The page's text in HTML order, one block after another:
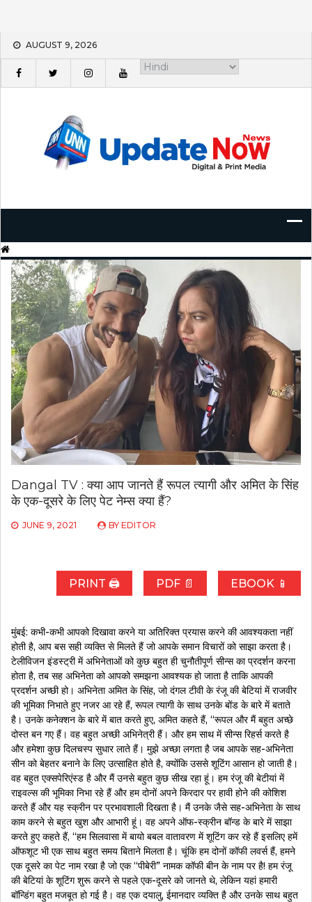
Skip
content
AUGUST 9, 2026
Dangal TV : क्या आप जानते हैं रूपल त्यागी और अमित के सिंह
के एक-दूसरे के लिए पेट नेम्स क्या हैं?
JUNE 9, 2021 BY EDITOR
PRINT 🖨 PDF 📄 EBOOK 📱
मुंबई: कभी-कभी आपको दिखावा करने या अतिरिक्त प्रयास करने की आवश्यकता नहीं
होती है, आप बस सही व्यक्ति से मिलते हैं जो आपके समान विचारों को साझा करता है।
टेलीविजन इंडस्ट्री में अभिनेताओं को कुछ बहुत ही चुनौतीपूर्ण सीन्स का प्रदर्शन करना
होता है, तब सह अभिनेता को आपको समझना आवश्यक हो जाता है ताकि आपकी
प्रदर्शन अच्छी हो। अभिनेता अमित के सिंह, जो दंगल टीवी के रंजू की बेटियां में राजवीर
की भूमिका निभाते हुए नजर आ रहे हैं, रूपल त्यागी के साथ उनके बोंड के बारे में बताते
है। उनके कनेक्शन के बारे में बात करते हुए, अमित कहते हैं, “रूपल और मैं बहुत अच्छे
दोस्त बन गए हैं। वह बहुत अच्छी अभिनेत्री हैं। और हम साथ में सीन्स रिहर्स करते है
और हमेशा कुछ दिलचस्प सुधार लाते हैं। मुझे अच्छा लगता है जब आपके सह-अभिनेता
सीन को बेहतर बनाने के लिए उत्साहित होते है, क्योंकि उससे शूटिंग आसान हो जाती है।
वह बहुत एक्सपेरिएंस्ड है और मैं उनसे बहुत कुछ सीख रहा हूं। हम रंजू की बेटीयां में
राइवल्स की भूमिका निभा रहे हैं और हम दोनों अपने किरदार पर हावी होने की कोशिश
करते हैं और यह स्क्रीन पर प्रभावशाली दिखता है। मैं उनके जैसे सह-अभिनेता के साथ
काम करने से बहुत खुश और आभारी हूं। वह अपने ऑफ-स्क्रीन बॉन्ड के बारे में साझा
करते हुए कहते हैं, “हम सिलवासा में बायो बबल वातावरण में शूटिंग कर रहे हैं इसलिए हमें
ऑफशूट भी एक साथ बहुत समय बिताने मिलता है। चूंकि हम दोनों कॉफी लवर्स हैं, हमने
एक दूसरे का पेट नाम रखा है जो एक “पीबेरी” नामक कॉफी बीन के नाम पर है! हम रंजू
की बेटियां के शूटिंग शुरू करने से पहले एक-दूसरे को जानते थे, लेकिन यहां हमारी
बॉन्डिंग बहुत मजबूत हो गई है। वह एक दयालु, ईमानदार व्यक्ति है और उनके साथ बहुत